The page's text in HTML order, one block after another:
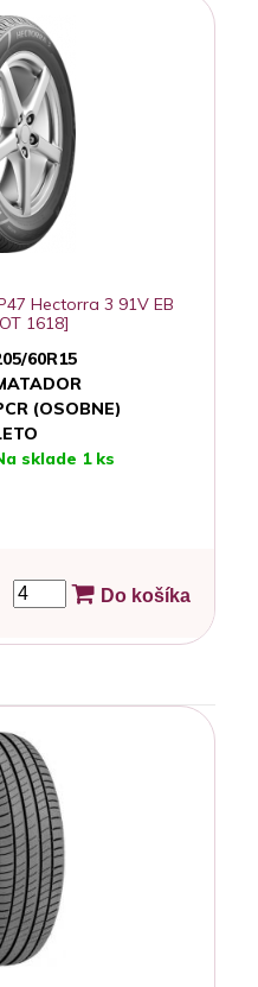
Hectorra 3 91V EB
1618]
60R15
(OSOBNE)
sklade 1 ks
Do košíka